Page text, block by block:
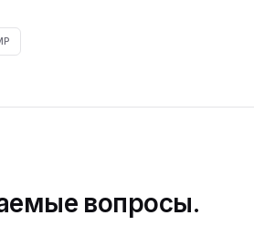
вопросы.